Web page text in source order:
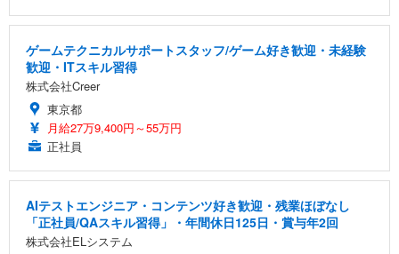
ゲームテクニカルサポートスタッフ/ゲーム好き歓迎・未経験
歓迎・ITスキル習得
株式会社Creer
東京都
月給27万9,400円～55万円
正社員
AIテストエンジニア・コンテンツ好き歓迎・残業ほぼなし
「正社員/QAスキル習得」・年間休日125日・賞与年2回
株式会社ELシステム